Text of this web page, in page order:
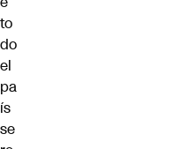
to
do
el
pa
ís
se